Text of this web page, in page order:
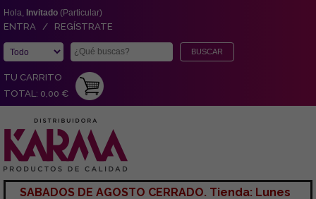
Hola, Invitado (Particular)
ENTRA / REGÍSTRATE
TU CARRITO
TOTAL: 0,00 €
SABADOS DE AGOSTO CERRADO. Tienda: Lunes